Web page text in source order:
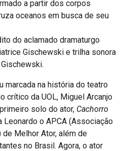
a partir dos corpos
oceanos em busca de seu
do aclamado dramaturgo
Gischewski e trilha sonora
marcada na história do teatro
crítico da UOL, Miguel Arcanjo
solo do ator, Cachorro
Leonardo o APCA (Associação
Melhor Ator, além de
no Brasil. Agora, o ator